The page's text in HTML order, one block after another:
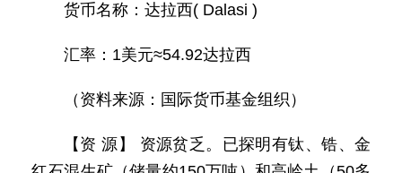
货币名称：达拉西( Dalasi )
汇率：1美元≈54.92达拉西
（资料来源：国际货币基金组织）
【资 源】 资源贫乏。已探明有钛、锆、金